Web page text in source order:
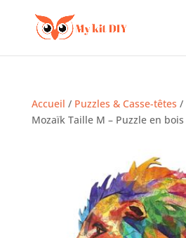
Accueil / Puzzles & Casse-têtes /
Mozaïk Taille M – Puzzle en bois